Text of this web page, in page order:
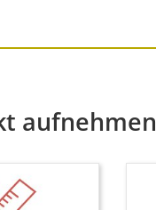
aufnehmen